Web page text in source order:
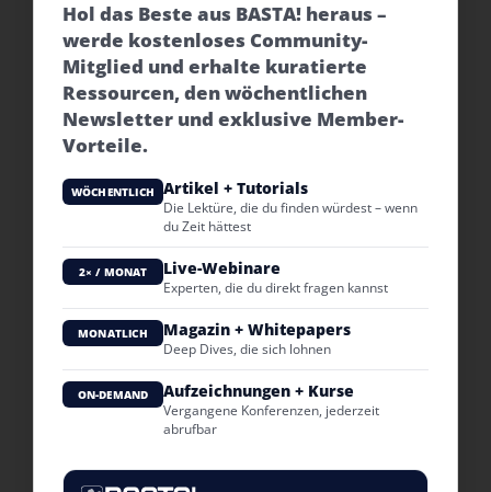
Hol das Beste aus BASTA! heraus –
werde kostenloses Community-
Mitglied und erhalte kuratierte
Ressourcen, den wöchentlichen
Newsletter und exklusive Member-
Vorteile.
WÖCHENTLICH Artikel + Tutorials
Die Lektüre, die du finden würdest – wenn
du Zeit hättest
2× / MONAT Live-Webinare
Experten, die du direkt fragen kannst
MONATLICH Magazin + Whitepapers
Deep Dives, die sich lohnen
ON-DEMAND Aufzeichnungen + Kurse
Vergangene Konferenzen, jederzeit
abrufbar